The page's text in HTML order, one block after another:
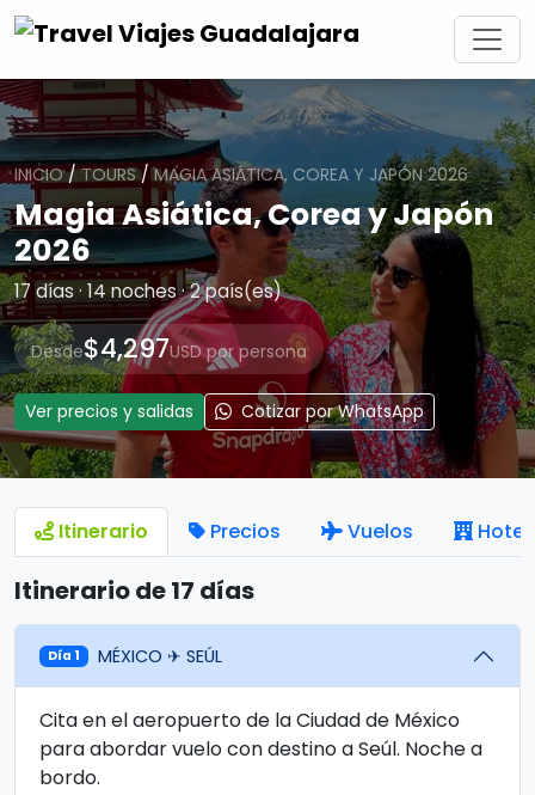
INICIO/TOURS/MAGIA ASIÁTICA, COREA Y JAPÓN 2026
Magia Asiática, Corea y Japón
2026
17 días · 14 noches · 2 país(es)
Desde$4,297USD por persona
Ver precios y salidas Cotizar por WhatsApp
Itinerario Precios Vuelos
Itinerario de 17 días
Día 1 MÉXICO ✈ SEÚL
Cita en el aeropuerto de la Ciudad de México
para abordar vuelo con destino a Seúl. Noche a
bordo.